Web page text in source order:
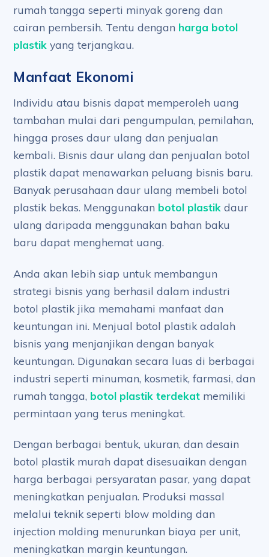
rumah tangga seperti minyak goreng dan
cairan pembersih. Tentu dengan harga botol
plastik yang terjangkau.
Manfaat Ekonomi
Individu atau bisnis dapat memperoleh uang
tambahan mulai dari pengumpulan, pemilahan,
hingga proses daur ulang dan penjualan
kembali. Bisnis daur ulang dan penjualan botol
plastik dapat menawarkan peluang bisnis baru.
Banyak perusahaan daur ulang membeli botol
plastik bekas. Menggunakan botol plastik daur
ulang daripada menggunakan bahan baku
baru dapat menghemat uang.
Anda akan lebih siap untuk membangun
strategi bisnis yang berhasil dalam industri
botol plastik jika memahami manfaat dan
keuntungan ini. Menjual botol plastik adalah
bisnis yang menjanjikan dengan banyak
keuntungan. Digunakan secara luas di berbagai
industri seperti minuman, kosmetik, farmasi, dan
rumah tangga, botol plastik terdekat memiliki
permintaan yang terus meningkat.
Dengan berbagai bentuk, ukuran, dan desain
botol plastik murah dapat disesuaikan dengan
harga berbagai persyaratan pasar, yang dapat
meningkatkan penjualan. Produksi massal
melalui teknik seperti blow molding dan
injection molding menurunkan biaya per unit,
meningkatkan margin keuntungan.